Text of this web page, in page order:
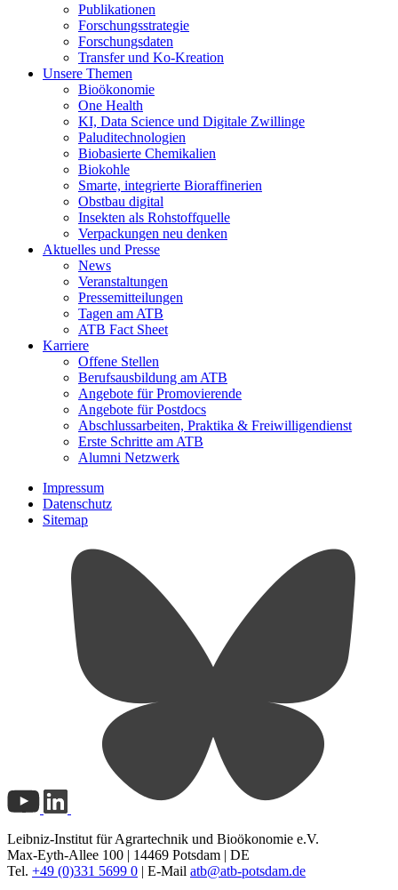
Publikationen
Forschungsstrategie
Forschungsdaten
Transfer und Ko-Kreation
Unsere Themen
Bioökonomie
One Health
KI, Data Science und Digitale Zwillinge
Paluditechnologien
Biobasierte Chemikalien
Biokohle
Smarte, integrierte Bioraffinerien
Obstbau digital
Insekten als Rohstoffquelle
Verpackungen neu denken
Aktuelles und Presse
News
Veranstaltungen
Pressemitteilungen
Tagen am ATB
ATB Fact Sheet
Karriere
Offene Stellen
Berufsausbildung am ATB
Angebote für Promovierende
Angebote für Postdocs
Abschlussarbeiten, Praktika & Freiwilligendienst
Erste Schritte am ATB
Alumni Netzwerk
Impressum
Datenschutz
Sitemap
Leibniz-Institut für Agrartechnik und Bioökonomie e.V.
Max-Eyth-Allee 100 | 14469 Potsdam | DE
Tel. +49 (0)331 5699 0 | E-Mail atb@atb-potsdam.de